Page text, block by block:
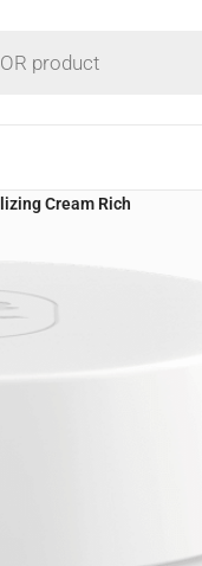
Cream Rich